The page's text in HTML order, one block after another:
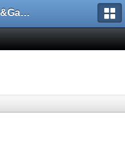
Клуб S-Max&Galaxy